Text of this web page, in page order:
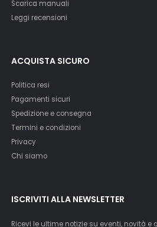
Scarica manuali
Leggi recensioni
ACQUISTA SICURO
Politica resi
Pagamenti sicuri
Spedizione e consegna
Termini e condizioni
Privacy
Chi siamo
ISCRIVITI ALLA NEWSLETTER
Ricevi le ultime notizie su eventi, novità e